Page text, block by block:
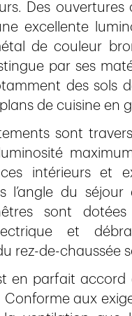
Des ouvertures
excellente
de couleur
par ses
des sols
de cuisine en
sont
intérieurs et
l’angle du
sont
et
rez-de-chaussée
en parfait accord
Conforme aux